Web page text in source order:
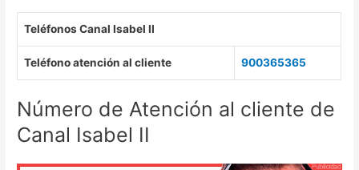
Teléfonos Canal Isabel II
Teléfono atención al cliente 900365365
Número de Atención al cliente de
Canal Isabel II